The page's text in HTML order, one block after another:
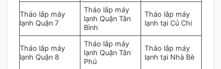
Tháo lắp máy
lạnh Quận 7
Tháo lắp máy
lạnh Quận Tân
Bình
Tháo lắp máy
lạnh tại Củ Chi
Tháo lắp máy
lạnh Quận 8
Tháo lắp máy
lạnh Quận Tân
Phú
Tháo lắp máy
lạnh tại Nhà Bè